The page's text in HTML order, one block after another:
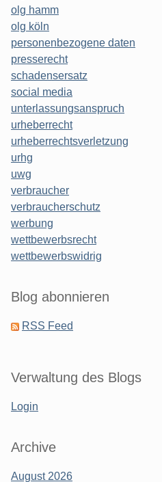
olg hamm
olg köln
personenbezogene daten
presserecht
schadensersatz
social media
unterlassungsanspruch
urheberrecht
urheberrechtsverletzung
urhg
uwg
verbraucher
verbraucherschutz
werbung
wettbewerbsrecht
wettbewerbswidrig
Blog abonnieren
RSS Feed
Verwaltung des Blogs
Login
Archive
August 2026